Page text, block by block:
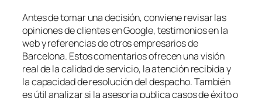
Antes de tomar una decisión, conviene revisar las
opiniones de clientes en Google, testimonios en la
web y referencias de otros empresarios de
Barcelona. Estos comentarios ofrecen una visión
real de la calidad de servicio, la atención recibida y
la capacidad de resolución del despacho. También
es útil analizar si la asesoría publica casos de éxito o